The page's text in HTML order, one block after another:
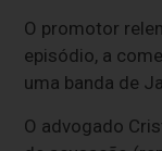
O promotor
episódio, a
uma banda de
O advogado